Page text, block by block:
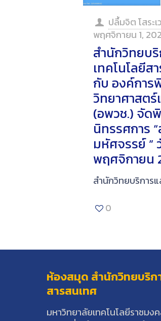
ปลื้มจิต โสระเ
พฤศจิกายน 1,
สำนักวิทยบริ
เทคโนโลยีส
กับ องค์กา
วิทยาศาสต
(อพวช.) จัด
นิทรรศการ
มหัศจรรย์ ”
พฤศจิกายน
สำนักวิทยบริการแ
0
ห้องสมุด สำนักวิทยบริก
สารสนเทศ
มหาวิทยาลัยเทคโนโลยีราชม